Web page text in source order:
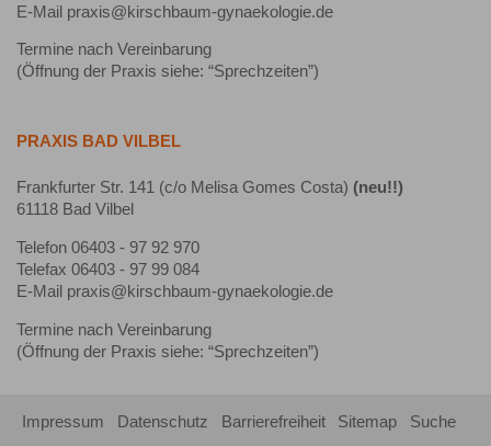
E-Mail praxis@kirschbaum-gynaekologie.de
Termine nach Vereinbarung
(Öffnung der Praxis siehe: “Sprechzeiten”)
PRAXIS BAD VILBEL
Frankfurter Str. 141 (c/o Melisa Gomes Costa) (neu!!)
61118 Bad Vilbel
Telefon 06403 - 97 92 970
Telefax 06403 - 97 99 084
E-Mail praxis@kirschbaum-gynaekologie.de
Termine nach Vereinbarung
(Öffnung der Praxis siehe: “Sprechzeiten”)
Impressum Datenschutz Barrierefreiheit Sitemap Suche